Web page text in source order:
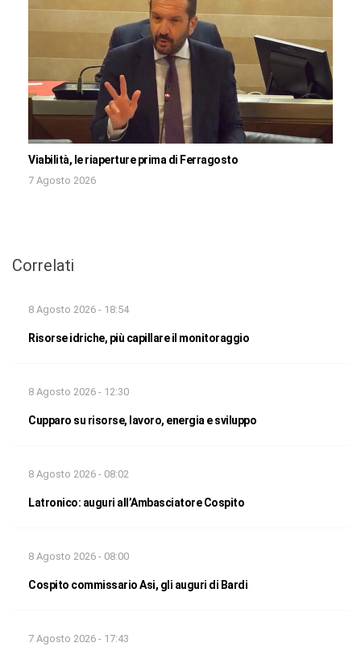
Viabilità, le riaperture prima di Ferragosto
7 Agosto 2026
Correlati
8 Agosto 2026 - 18:54
Risorse idriche, più capillare il monitoraggio
8 Agosto 2026 - 12:30
Cupparo su risorse, lavoro, energia e sviluppo
8 Agosto 2026 - 08:02
Latronico: auguri all’Ambasciatore Cospito
8 Agosto 2026 - 08:00
Cospito commissario Asi, gli auguri di Bardi
7 Agosto 2026 - 17:43